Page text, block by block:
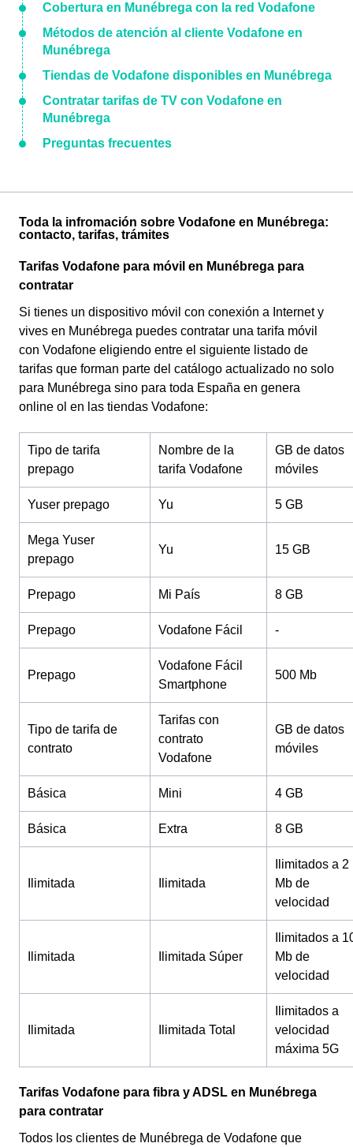
Cobertura en Munébrega con la red Vodafone
Métodos de atención al cliente Vodafone en
Munébrega
Tiendas de Vodafone disponibles en Munébrega
Contratar tarifas de TV con Vodafone en
Munébrega
Preguntas frecuentes
Toda la infromación sobre Vodafone en Munébrega:
contacto, tarifas, trámites
Tarifas Vodafone para móvil en Munébrega para
contratar
Si tienes un dispositivo móvil con conexión a Internet y
vives en Munébrega puedes contratar una tarifa móvil
con Vodafone eligiendo entre el siguiente listado de
tarifas que forman parte del catálogo actualizado no solo
para Munébrega sino para toda España en genera
online ol en las tiendas Vodafone:
Tipo de tarifa
prepago
Nombre de la
tarifa Vodafone
GB de datos
móviles
Yuser prepago Yu 5 GB
Mega Yuser
prepago
Yu 15 GB
Prepago Mi País 8 GB
Prepago Vodafone Fácil -
Prepago
Vodafone Fácil
Smartphone
500 Mb
Tipo de tarifa de
contrato
Tarifas con
contrato
Vodafone
GB de datos
móviles
Básica Mini 4 GB
Básica Extra 8 GB
Ilimitada Ilimitada
Ilimitados a 2
Mb de
velocidad
Ilimitada Ilimitada Súper
Ilimitados a
Mb de
velocidad
Ilimitada Ilimitada Total
Ilimitados a
velocidad
máxima 5G
Tarifas Vodafone para fibra y ADSL en Munébrega
para contratar
Todos los clientes de Munébrega de Vodafone que